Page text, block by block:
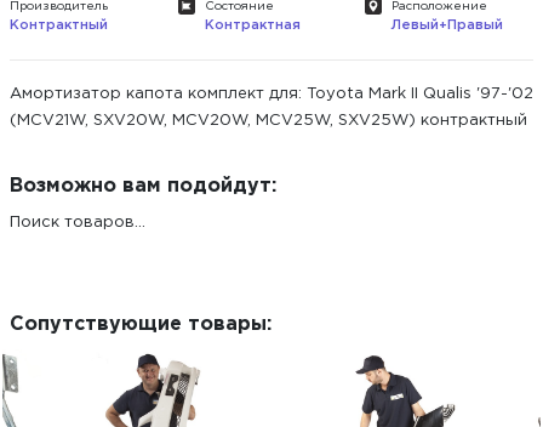
Производитель
Контрактный
Состояние
Контрактная
Расположение
Левый+Правый
Амортизатор капота комплект для: Toyota Mark II Qualis '97-'02
(MCV21W, SXV20W, MCV20W, MCV25W, SXV25W) контрактный
Возможно вам подойдут:
Поиск товаров...
Сопутствующие товары: